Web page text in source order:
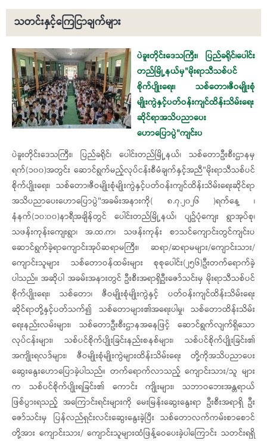
သတင်းနှင့်ကြေငြာချက်များ
ပဲခူးတိုင်းဒေသကြီး၊ ပြည်ခရိုင်၊ပေါင်း
တည်မြို့နယ်မှ"မိုးရာသီသစ်ပင်
စိုက်ပျိုးရေး၊ သစ်တော၊ဇီဝမျိုးစုံ
မျိုးကွဲနှင့်ပတ်ဝန်းကျင်ထိန်းသိမ်းရေး
ဆိုင်ရာအသိပညာပေး
ဟောပြောပွဲ"ကျင်းပ
ပဲခူးတိုင်းဒေသကြီး၊ ပြည်ခရိုင်၊ ပေါင်းတည်မြို့နယ်၊ သစ်တောဦးစီးဌာနမှ
ရက်(၁၀၀)အတွင်း ဆောင်ရွက်မည့်လုပ်ငန်းစီမံချက်နှင့်အညီ"မိုးရာသီသစ်ပင်
စိုက်ပျိုးရေး၊ သစ်တော၊ဇီဝမျိုးစုံမျိုးကွဲနှင့်ပတ်ဝန်းကျင်ထိန်းသိမ်းရေးဆိုင်ရာ
အသိပညာပေးဟောပြောပွဲ"အခမ်းအနားကို( ၈.၇.၂၀၂၆ )ရက်နေ့ ၊
နံနက်(၁၀:၀၀)နာရီအချိန်တွင် ပေါင်းတည်မြို့နယ်၊ ပျဥ်ပုံကျေး ရွာအုပ်စု၊
သဖန်းကုန်းကျေးရွာ၊ အ.ထ.က၊ သဖန်းကုန်း စာသင်ကျောင်းတွင်ကျင်းပ
ဆောင်ရွက်ခဲ့ရာကျောင်းအုပ်ဆရာမကြီး၊ ဆရာ/ဆရာမများ/ကျောင်းသား/
ကျောင်းသူများ သစ်တောဝန်ထမ်းများ စုစုပေါင်း(၂၅၆)ဦးတက်ရောက်ခဲ့
ပါသည်။ အဆိုပါ အခမ်းအနားတွင် ဦးစီးအရာရှိဦးဇော်သင်းမှ မိုးရာသီသစ်ပင်
စိုက်ပျိုးရေး၊ သစ်တော၊ ဇီဝမျိုးစုံမျိုးကွဲနှင့် ပတ်ဝန်းကျင်ထိန်းသိမ်းရေး
ဆိုင်ရာတို့နှင့်ပတ်သက်၍ သစ်တောများ၏အရေးပါမှု၊ သစ်တောထိန်းသိမ်း
ရေးနည်းလမ်းများ၊ သစ်တောဦးစီးဌာနအနေဖြင့် ဆောင်ရွက်လျက်ရှိသော
လုပ်ငန်းများ၊ သစ်ပင်စိုက်ပျိုးခြင်းနည်းစနစ်များ၊ သစ်ပင်စိုက်ပျိုးခြင်း၏
အကျိုးရလဒ်များ၊ ဇီဝမျိုးစုံမျိုးကွဲများထိန်းသိမ်းရေး တို့ကိုအသိပညာပေး
ဆွေးနွေးဟောပြောခဲ့ပါသည်။ တက်ရောက်လာသည့် ကျောင်းသား/သူ များ
က သစ်ပင်စိုက်ပျိုးရခြင်း၏ ကောင်း ကျိုးများ၊ သဘာဝဘေးအန္တရာယ်​
ဖြစ်ပွားရသည့် အကြောင်းရင်းများကို မေးမြန်းဆွေးနွေးရာ ဦးစီးအရာရှိ ဦး
ဇော်သင်းမှ ပြန်လည်ရှင်းလင်းဆွေးနွေးခဲ့ပြီး သစ်တောလက်ကမ်းစာစောင်
တို့အား ကျောင်းသား/ ကျောင်းသူများထံဖြန့်ဝေပေးခဲ့ပါကြောင်း သတင်းရရှိ
Pages